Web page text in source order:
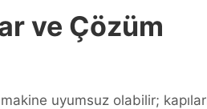
ve Çözüm
uyumsuz olabilir;